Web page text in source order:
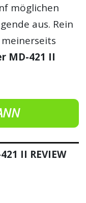
möglichen
aus. Rein
MD-421 II
II REVIEW